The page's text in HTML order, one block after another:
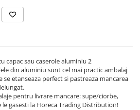
capac sau caserole aluminiu 2
din aluminiu sunt cel mai practic ambalaj
etanseaza perfect si pastreaza mancarea
pentru livrare mancare: supe/ciorbe,
gasesti la Horeca Trading Distribution!